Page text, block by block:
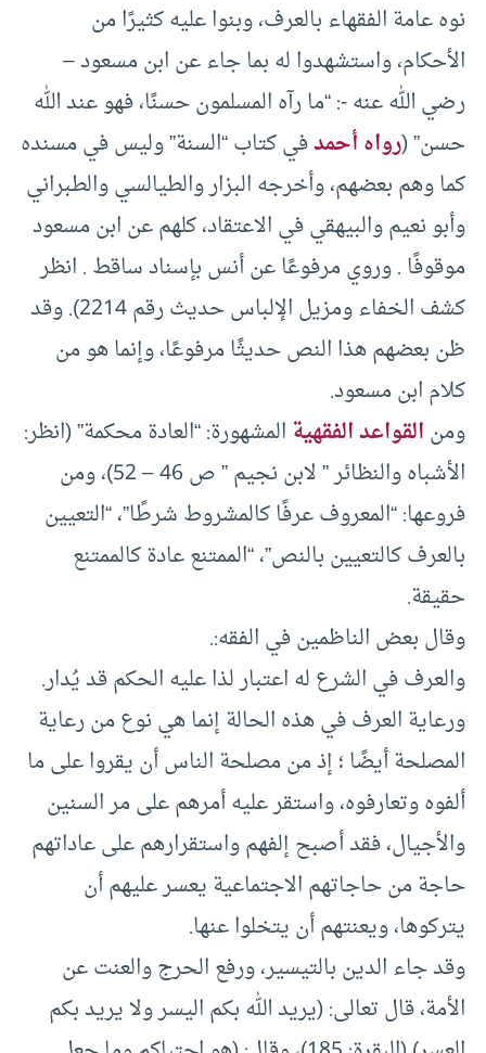
نوه عامة الفقهاء بالعرف، وبنوا عليه كثيرًا من
الأحكام، واستشهدوا له بما جاء عن ابن مسعود –
رضي الله عنه -: “ما رآه المسلمون حسنًا، فهو عند الله
حسن” (رواه أحمدفي كتاب “السنة” وليس في مسنده
كما وهم بعضهم، وأخرجه البزار والطيالسي والطبراني
وأبو نعيم والبيهقي في الاعتقاد، كلهم عن ابن مسعود
موقوفًا . وروي مرفوعًا عن أنس بإسناد ساقط . انظر
كشف الخفاء ومزيل الإلباس حديث رقم 2214). وقد
ظن بعضهم هذا النص حديثًا مرفوعًا، وإنما هو من
كلام ابن مسعود.
ومنالقواعد الفقهيةالمشهورة: “العادة محكمة” (انظر:
الأشباه والنظائر ” لابن نجيم ” ص 46 – 52)، ومن
فروعها: “المعروف عرفًا كالمشروط شرطًا”، “التعيين
بالعرف كالتعيين بالنص”، “الممتنع عادة كالممتنع
حقيقة.
وقال بعض الناظمين في الفقه:.
والعرف في الشرع له اعتبار لذا عليه الحكم قد يُدار.
ورعاية العرف في هذه الحالة إنما هي نوع من رعاية
المصلحة أيضًا ؛ إذ من مصلحة الناس أن يقروا على ما
ألفوه وتعارفوه، واستقر عليه أمرهم على مر السنين
والأجيال، فقد أصبح إلفهم واستقرارهم على عاداتهم
حاجة من حاجاتهم الاجتماعية يعسر عليهم أن
يتركوها، ويعنتهم أن يتخلوا عنها.
وقد جاء الدين بالتيسير، ورفع الحرج والعنت عن
الأمة، قال تعالى: (يريد الله بكم اليسر ولا يريد بكم